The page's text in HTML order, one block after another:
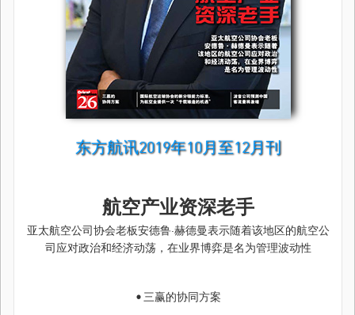
东方航讯2019年10月至12月刊
航空产业资深老手
亚太航空公司协会老板安德鲁·赫德曼表示随着该地区的航空公
司应对政治和经济动荡，在业界博弈是名为管理波动性
•三赢的协同方案